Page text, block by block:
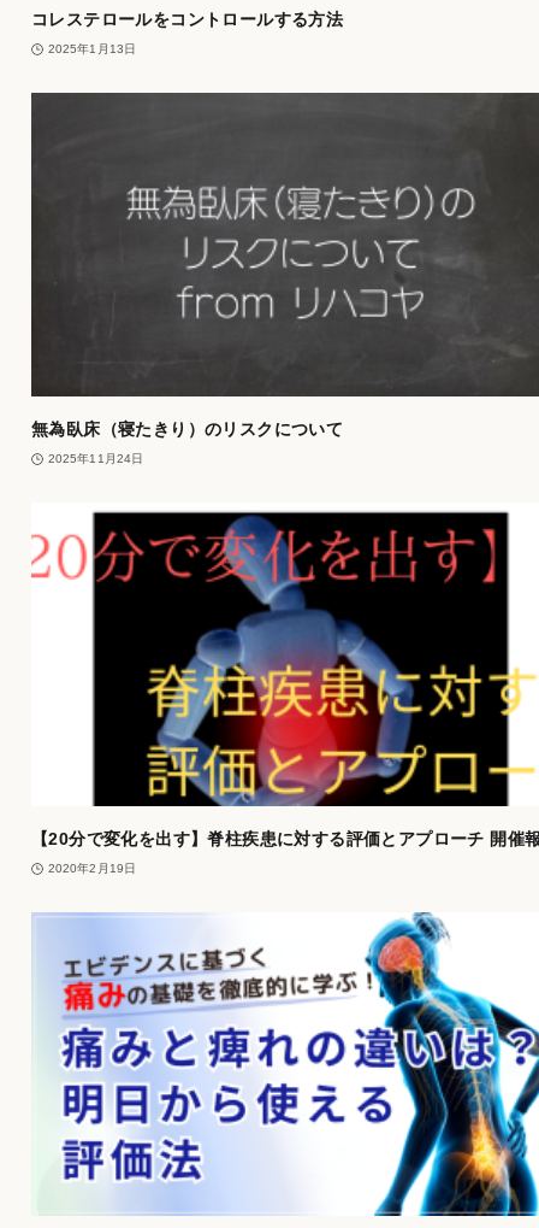
コレステロールをコントロールする方法
2025年1月13日
無為臥床（寝たきり）のリスクについて
2025年11月24日
【20分で変化を出す】脊柱疾患に対する評価とアプローチ 開催
2020年2月19日